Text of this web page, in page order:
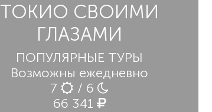
ТОКИО СВОИМИ
ГЛАЗАМИ
ПОПУЛЯРНЫЕ ТУРЫ
Возможны ежедневно
7
/ 6
66 341